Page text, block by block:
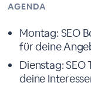
AGENDA
Montag: SEO
für deine
Dienstag: SEO
deine